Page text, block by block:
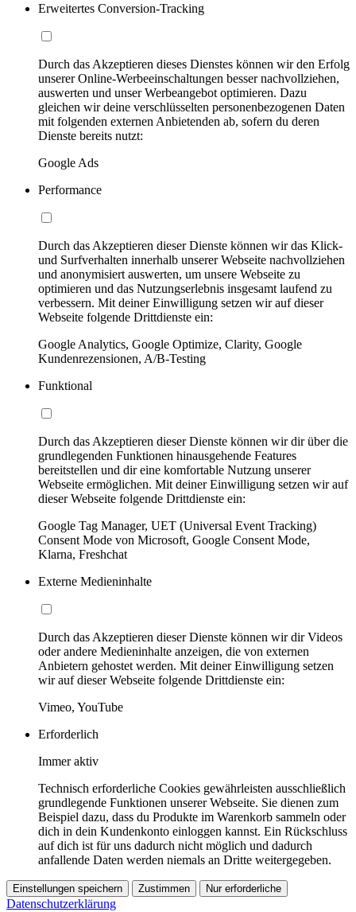
Erweitertes Conversion-Tracking
Durch das Akzeptieren dieses Dienstes können wir den Erfolg
unserer Online-Werbeeinschaltungen besser nachvollziehen,
auswerten und unser Werbeangebot optimieren. Dazu
gleichen wir deine verschlüsselten personenbezogenen Daten
mit folgenden externen Anbietenden ab, sofern du deren
Dienste bereits nutzt:
Google Ads
Performance
Durch das Akzeptieren dieser Dienste können wir das Klick-
und Surfverhalten innerhalb unserer Webseite nachvollziehen
und anonymisiert auswerten, um unsere Webseite zu
optimieren und das Nutzungserlebnis insgesamt laufend zu
verbessern. Mit deiner Einwilligung setzen wir auf dieser
Webseite folgende Drittdienste ein:
Google Analytics, Google Optimize, Clarity, Google
Kundenrezensionen, A/B-Testing
Funktional
Durch das Akzeptieren dieser Dienste können wir dir über die
grundlegenden Funktionen hinausgehende Features
bereitstellen und dir eine komfortable Nutzung unserer
Webseite ermöglichen. Mit deiner Einwilligung setzen wir auf
dieser Webseite folgende Drittdienste ein:
Google Tag Manager, UET (Universal Event Tracking)
Consent Mode von Microsoft, Google Consent Mode,
Klarna, Freshchat
Externe Medieninhalte
Durch das Akzeptieren dieser Dienste können wir dir Videos
oder andere Medieninhalte anzeigen, die von externen
Anbietern gehostet werden. Mit deiner Einwilligung setzen
wir auf dieser Webseite folgende Drittdienste ein:
Vimeo, YouTube
Erforderlich
Immer aktiv
Technisch erforderliche Cookies gewährleisten ausschließlich
grundlegende Funktionen unserer Webseite. Sie dienen zum
Beispiel dazu, dass du Produkte im Warenkorb sammeln oder
dich in dein Kundenkonto einloggen kannst. Ein Rückschluss
auf dich ist für uns dadurch nicht möglich und dadurch
anfallende Daten werden niemals an Dritte weitergegeben.
Einstellungen speichern Zustimmen Nur erforderliche
Datenschutzerklärung